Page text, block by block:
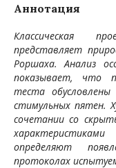
Аннотация
Классическая
представляет
Роршаха. Анализ
показывает, что
теста обусловлены
стимульных пятен.
сочетании со
определяют
протоколах